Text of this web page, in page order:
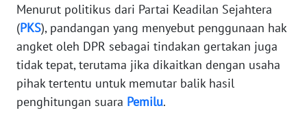
Menurut politikus dari Partai Keadilan Sejahtera
(PKS), pandangan yang menyebut penggunaan hak
angket oleh DPR sebagai tindakan gertakan juga
tidak tepat, terutama jika dikaitkan dengan usaha
pihak tertentu untuk memutar balik hasil
penghitungan suara Pemilu.
IKLAN
TENTANG
KAMI
PEDOMAN
MEDIA